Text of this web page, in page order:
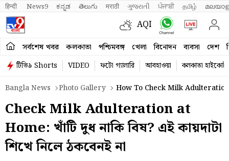
हिन्दी News9 ಕನ್ನಡ తెలుగు मराठी ગુજરાતી ਪੰਜਾਬੀ தமிழ்
AQI
সর্বশেষ খবর কলকাতা পশ্চিমবঙ্গ খেলা বিনোদন ব্যবসা দেশ
টিভি৯ Shorts VIDEO ফটো গ্যালারি আবহাওয়া
কলকাতা হাইকোর্ট
Bangla News
Photo Gallery How To Check Milk
Check Milk Adulteration at
Home: খাঁটি দুধ নাকি বিষ? এই কায়দাটা
শিখে নিলে ঠকবেনই না